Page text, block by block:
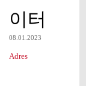
이터
08.01.2023
Adres